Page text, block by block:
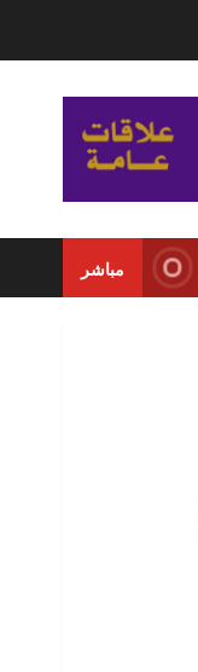
مباشر